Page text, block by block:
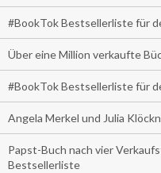
#BookTok Bestsellerliste für
Über eine Million verkaufte
#BookTok Bestsellerliste für
Angela Merkel und Julia
Papst-Buch nach vier
Bestsellerliste